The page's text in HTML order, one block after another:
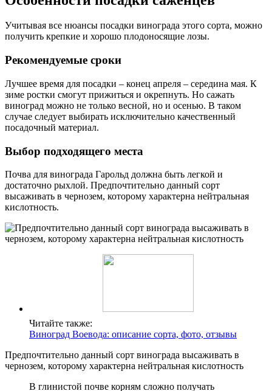
Учитывая все нюансы посадки винограда этого сорта, можно
получить крепкие и хорошо плодоносящие лозы.
Рекомендуемые сроки
Лучшее время для посадки – конец апреля – середина мая. К
зиме ростки смогут прижиться и окрепнуть. Но сажать
виноград можно не только весной, но и осенью. В таком
случае следует выбирать исключительно качественный
посадочный материал.
Выбор подходящего места
Почва для винограда Гарольд должна быть легкой и
достаточно рыхлой. Предпочтительно данный сорт
высаживать в чернозем, которому характерна нейтральная
кислотность.
Читайте также:
Виноград Воевода: описание сорта, фото, отзывы
Предпочтительно данный сорт винограда высаживать в
чернозем, которому характерна нейтральная кислотность
В глинистой почве корням сложно получать